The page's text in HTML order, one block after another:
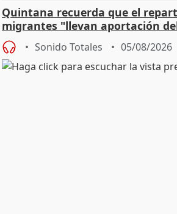
Quintana recuerda que el
migrantes "llevan aportación
central
Sonido Totales 05/08/2026